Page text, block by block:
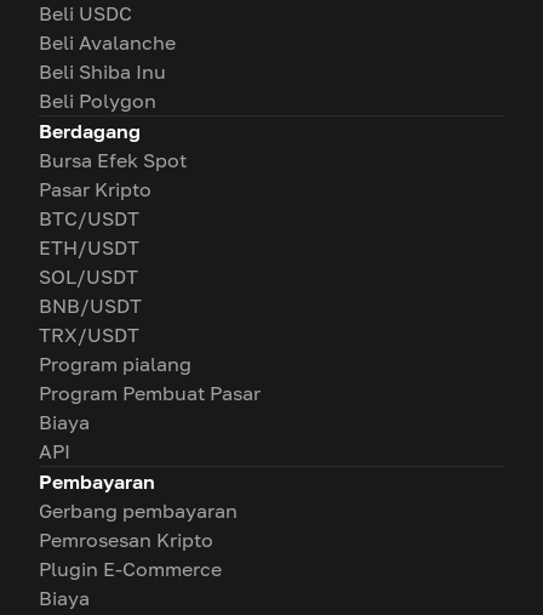
Beli USDC
Beli Avalanche
Beli Shiba Inu
Beli Polygon
Berdagang
Bursa Efek Spot
Pasar Kripto
BTC/USDT
ETH/USDT
SOL/USDT
BNB/USDT
TRX/USDT
Program pialang
Program Pembuat Pasar
Biaya
API
Pembayaran
Gerbang pembayaran
Pemrosesan Kripto
Plugin E-Commerce
Biaya